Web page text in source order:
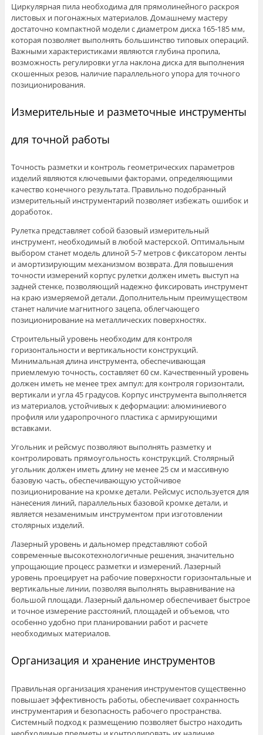
Циркулярная пила необходима для прямолинейного раскроя
листовых и погонажных материалов. Домашнему мастеру
достаточно компактной модели с диаметром диска 165-185 мм,
которая позволяет выполнять большинство типовых операций.
Важными характеристиками являются глубина пропила,
возможность регулировки угла наклона диска для выполнения
скошенных резов, наличие параллельного упора для точного
позиционирования.
Измерительные и разметочные инструменты
для точной работы
Точность разметки и контроль геометрических параметров
изделий являются ключевыми факторами, определяющими
качество конечного результата. Правильно подобранный
измерительный инструментарий позволяет избежать ошибок и
доработок.
Рулетка представляет собой базовый измерительный
инструмент, необходимый в любой мастерской. Оптимальным
выбором станет модель длиной 5-7 метров с фиксатором ленты
и амортизирующим механизмом возврата. Для повышения
точности измерений корпус рулетки должен иметь выступ на
задней стенке, позволяющий надежно фиксировать инструмент
на краю измеряемой детали. Дополнительным преимуществом
станет наличие магнитного зацепа, облегчающего
позиционирование на металлических поверхностях.
Строительный уровень необходим для контроля
горизонтальности и вертикальности конструкций.
Минимальная длина инструмента, обеспечивающая
приемлемую точность, составляет 60 см. Качественный уровень
должен иметь не менее трех ампул: для контроля горизонтали,
вертикали и угла 45 градусов. Корпус инструмента выполняется
из материалов, устойчивых к деформации: алюминиевого
профиля или ударопрочного пластика с армирующими
вставками.
Угольник и рейсмус позволяют выполнять разметку и
контролировать прямоугольность конструкций. Столярный
угольник должен иметь длину не менее 25 см и массивную
базовую часть, обеспечивающую устойчивое
позиционирование на кромке детали. Рейсмус используется для
нанесения линий, параллельных базовой кромке детали, и
является незаменимым инструментом при изготовлении
столярных изделий.
Лазерный уровень и дальномер представляют собой
современные высокотехнологичные решения, значительно
упрощающие процесс разметки и измерений. Лазерный
уровень проецирует на рабочие поверхности горизонтальные и
вертикальные линии, позволяя выполнять выравнивание на
большой площади. Лазерный дальномер обеспечивает быстрое
и точное измерение расстояний, площадей и объемов, что
особенно удобно при планировании работ и расчете
необходимых материалов.
Организация и хранение инструментов
Правильная организация хранения инструментов существенно
повышает эффективность работы, обеспечивает сохранность
инструментария и безопасность рабочего пространства.
Системный подход к размещению позволяет быстро находить